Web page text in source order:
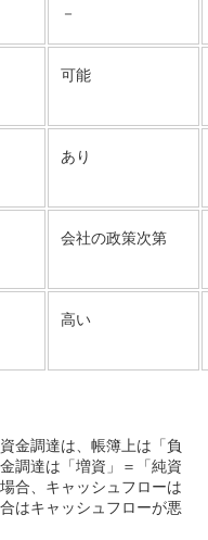
－
可能
あり
会社の政策次第
高い
金調達は、帳簿上は「負
調達は「増資」＝「純資
合、キャッシュフローは
はキャッシュフローが悪